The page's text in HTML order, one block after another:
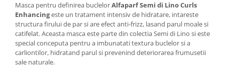
Masca pentru definirea buclelorAlfaparf Semi di Lino Curls
Enhancingeste un tratament intensiv de hidratare, intareste
structura firului de par si are efect anti-frizz, lasand parul moale si
catifelat. Aceasta masca este parte din colectia Semi di Lino si este
special conceputa pentru a imbunatati textura buclelor si a
carliontilor, hidratand parul si prevenind deteriorarea frumusetii
sale naturale.